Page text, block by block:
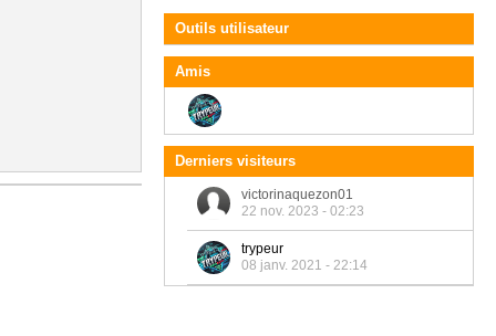
Outils utilisateur
Amis
Derniers visiteurs
victorinaquezon01
22 nov. 2023 - 02:23
trypeur
08 janv. 2021 - 22:14